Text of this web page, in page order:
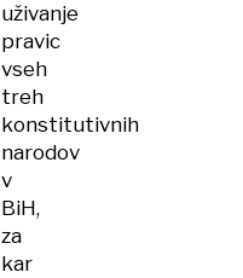
uživanje
pravic
vseh
treh
konstitutivnih
narodov
v
BiH,
za
kar